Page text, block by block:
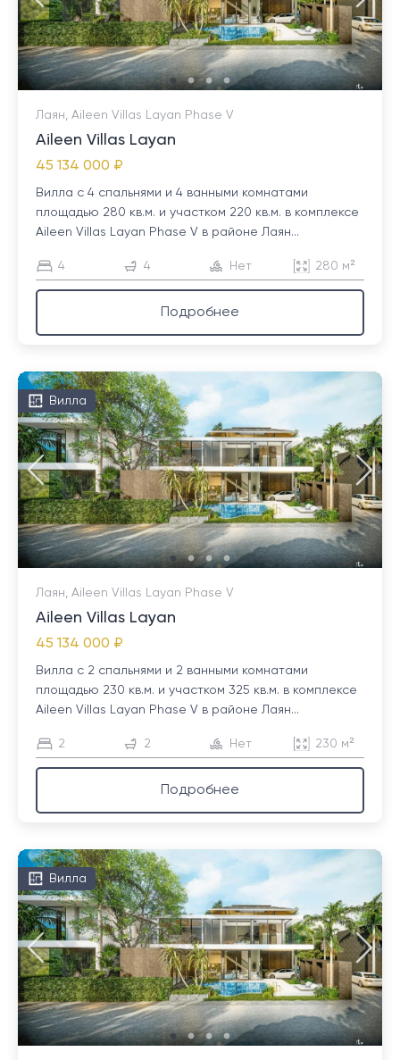
Лаян, Aileen Villas Layan Phase V
Aileen Villas Layan
45 134 000 ₽
Вилла с 4 спальнями и 4 ванными комнатами
площадью 280 кв.м. и участком 220 кв.м. в комплексе
Aileen Villas Layan Phase V в районе Лаян...
4 4 Нет 280 м²
Подробнее
Вилла
Лаян, Aileen Villas Layan Phase V
Aileen Villas Layan
45 134 000 ₽
Вилла с 2 спальнями и 2 ванными комнатами
площадью 230 кв.м. и участком 325 кв.м. в комплексе
Aileen Villas Layan Phase V в районе Лаян...
2 2 Нет 230 м²
Подробнее
Вилла